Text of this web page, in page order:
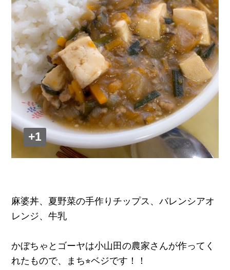
+1
麻婆丼、夏野菜の手作りチップス、バレンシアオ
レンジ、牛乳
かぼちゃとゴーヤは小山田の農家さんが作ってく
れたもので、まち⭐︎ベジです！！